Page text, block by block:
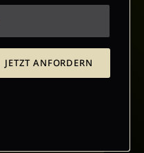
Heft 4/2026
JETZT ANFORDERN